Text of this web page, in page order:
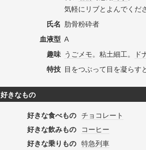
気軽にリブとよんでくだ
氏名 肋骨粉砕者
血液型 A
趣味 うごメモ。粘土細工。 ド
特技 目をつぶって目を凝らす
好きなもの
好きな食べもの
チョコレート
好きな飲みもの
コーヒー
好きな乗りもの
特急列車